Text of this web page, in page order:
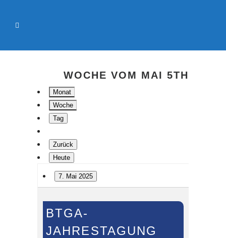
WOCHE VOM MAI 5TH
Monat
Woche
Tag
Zurück
Heute
7. Mai 2025
Jahrestagung
BTGA-
JAHRESTAGUNG